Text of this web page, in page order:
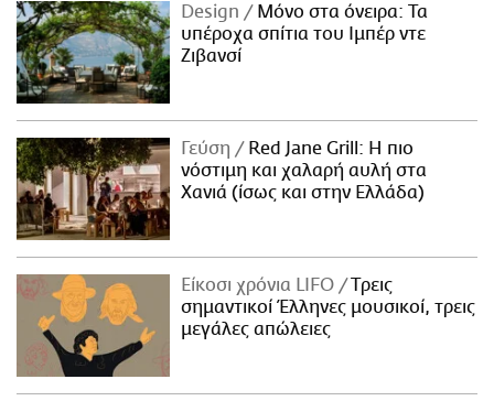
Design
Μόνο στα όνειρα: Τα
υπέροχα σπίτια του Ιμπέρ ντε
Ζιβανσί
Γεύση
Red Jane Grill: Η πιο
νόστιμη και χαλαρή αυλή στα
Χανιά (ίσως και στην Ελλάδα)
Είκοσι χρόνια LIFO
Tρεις
σημαντικοί Έλληνες μουσικοί, τρεις
μεγάλες απώλειες